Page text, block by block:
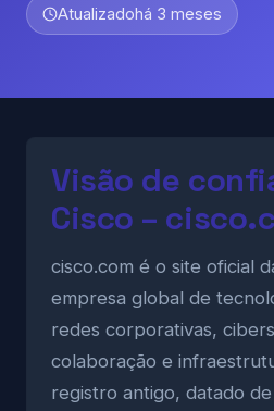
Atualizadohá 3 meses
Visão de
Cisco –
cisco.com é o site oficial
empresa global de
redes corporativas,
colaboração e
registro antigo, datado